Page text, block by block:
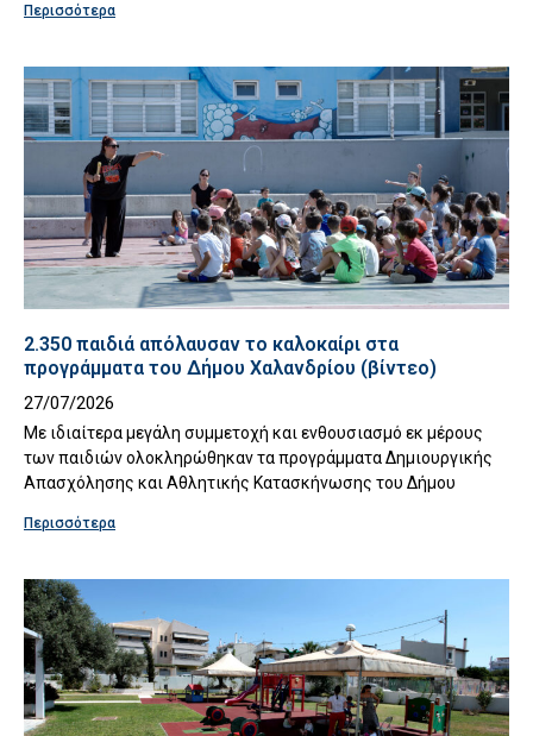
Περισσότερα
2.350 παιδιά απόλαυσαν το καλοκαίρι στα
προγράμματα του Δήμου Χαλανδρίου (βίντεο)
27/07/2026
Με ιδιαίτερα μεγάλη συμμετοχή και ενθουσιασμό εκ μέρους
των παιδιών ολοκληρώθηκαν τα προγράμματα Δημιουργικής
Απασχόλησης και Αθλητικής Κατασκήνωσης του Δήμου
Περισσότερα